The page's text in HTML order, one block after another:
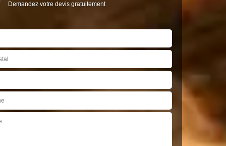
Demandez votre devis gratuitement